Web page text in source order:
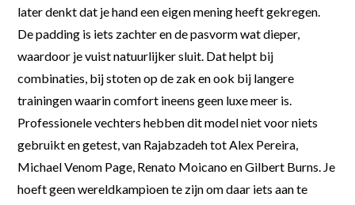
later denkt dat je hand een eigen mening heeft gekregen.
De padding is iets zachter en de pasvorm wat dieper,
waardoor je vuist natuurlijker sluit. Dat helpt bij
combinaties, bij stoten op de zak en ook bij langere
trainingen waarin comfort ineens geen luxe meer is.
Professionele vechters hebben dit model niet voor niets
gebruikt en getest, van Rajabzadeh tot Alex Pereira,
Michael Venom Page, Renato Moicano en Gilbert Burns. Je
hoeft geen wereldkampioen te zijn om daar iets aan te